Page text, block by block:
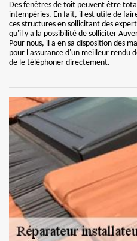
Des fenêtres de toit peuvent être
intempéries. En fait, il est utile de
ces structures en sollicitant des
qu'il y a la possibilité de solliciter
Pour nous, il a en sa disposition des
pour l'assurance d'un meilleur rendu
de le téléphoner directement.